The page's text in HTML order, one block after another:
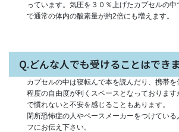
っています。気圧を３０％上げたカプセルの中
で通常の体内の酸素量が約2倍にも増えます。
Q.どんな人でも受けることはでき
カプセルの中は寝転んで本を読んだり、携帯を
程度の自由度が利くスペースとなっておりま
で慣れないと不安を感じることもあります。
閉所恐怖症の人やペースメーカーをつけている
フにお伝え下さい。